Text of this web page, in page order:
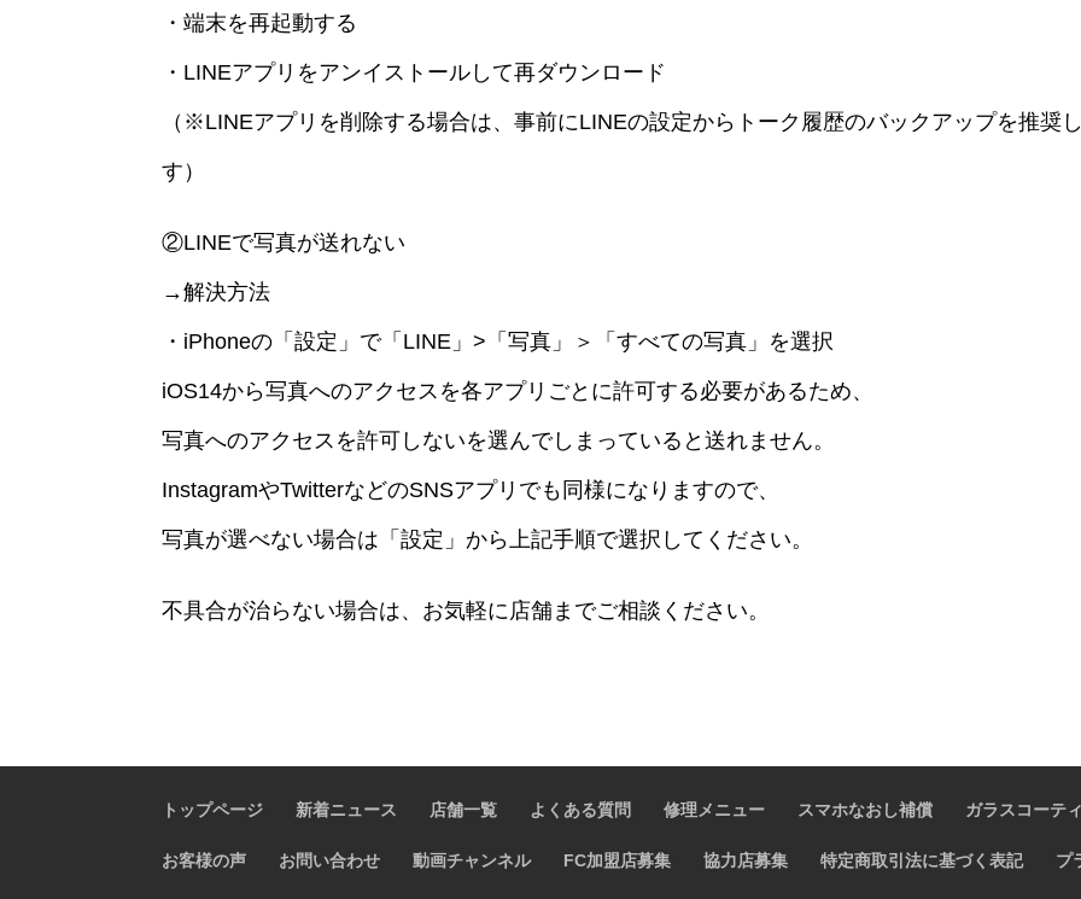
・端末を再起動する
・LINEアプリをアンイストールして再ダウンロード
（※LINEアプリを削除する場合は、事前にLINEの設定からトーク履歴のバックアップを推奨
す）
②LINEで写真が送れない
→解決方法
・iPhoneの「設定」で「LINE」>「写真」＞「すべての写真」を選択
iOS14から写真へのアクセスを各アプリごとに許可する必要があるため、
写真へのアクセスを許可しないを選んでしまっていると送れません。
InstagramやTwitterなどのSNSアプリでも同様になりますので、
写真が選べない場合は「設定」から上記手順で選択してください。
不具合が治らない場合は、お気軽に店舗までご相談ください。
トップページ 新着ニュース 店舗一覧 よくある質問 修理メニュー スマホなおし補償 ガラスコーテ
お客様の声 お問い合わせ 動画チャンネル FC加盟店募集 協力店募集 特定商取引法に基づく表記 プ